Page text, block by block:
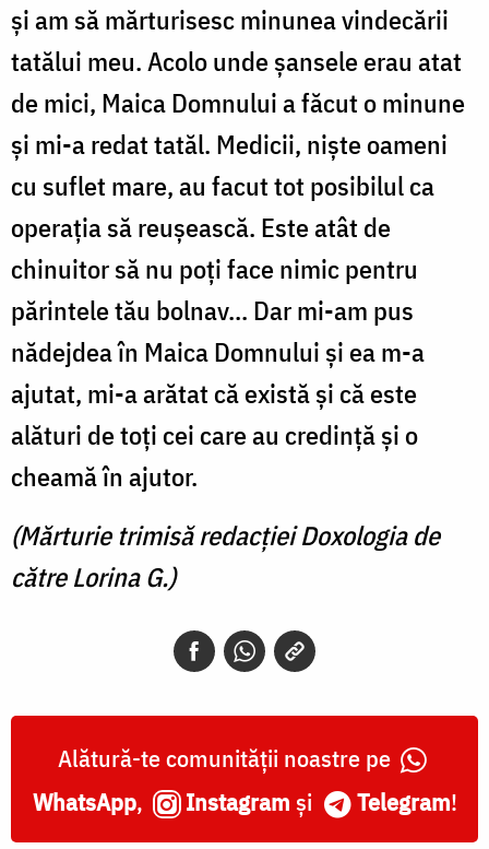
și am să mărturisesc minunea vindecării
tatălui meu. Acolo unde șansele erau atat
de mici, Maica Domnului a făcut o minune
și mi-a redat tatăl. Medicii, niște oameni
cu suflet mare, au facut tot posibilul ca
operația să reușească. Este atât de
chinuitor să nu poți face nimic pentru
părintele tău bolnav... Dar mi-am pus
nădejdea în Maica Domnului și ea m-a
ajutat, mi-a arătat că există și că este
alături de toți cei care au credință și o
cheamă în ajutor.
(Mărturie trimisă redacției Doxologia de
către Lorina G.)
Alătură-te comunității noastre pe
WhatsApp, Instagram și Telegram!